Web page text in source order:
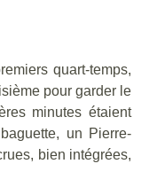
quart-temps,
pour garder le
minutes étaient
un Pierre-
bien intégrées,